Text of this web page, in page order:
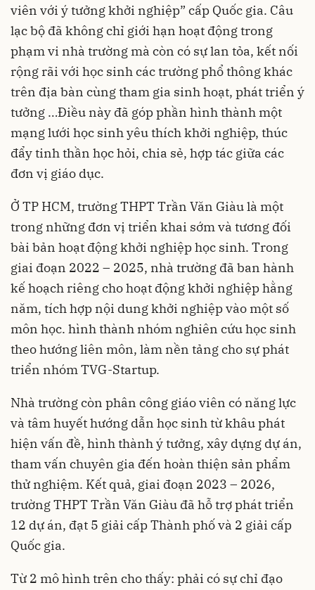
viên với ý tưởng khởi nghiệp” cấp Quốc gia. Câu
lạc bộ đã không chỉ giới hạn hoạt động trong
phạm vi nhà trường mà còn có sự lan tỏa, kết nối
rộng rãi với học sinh các trường phổ thông khác
trên địa bàn cùng tham gia sinh hoạt, phát triển ý
tưởng …Điều này đã góp phần hình thành một
mạng lưới học sinh yêu thích khởi nghiệp, thúc
đẩy tinh thần học hỏi, chia sẻ, hợp tác giữa các
đơn vị giáo dục.
Ở TP HCM, trường THPT Trần Văn Giàu là một
trong những đơn vị triển khai sớm và tương đối
bài bản hoạt động khởi nghiệp học sinh. Trong
giai đoạn 2022 – 2025, nhà trường đã ban hành
kế hoạch riêng cho hoạt động khởi nghiệp hằng
năm, tích hợp nội dung khởi nghiệp vào một số
môn học. hình thành nhóm nghiên cứu học sinh
theo hướng liên môn, làm nền tảng cho sự phát
triển nhóm TVG-Startup.
Nhà trường còn phân công giáo viên có năng lực
và tâm huyết hướng dẫn học sinh từ khâu phát
hiện vấn đề, hình thành ý tưởng, xây dựng dự án,
tham vấn chuyên gia đến hoàn thiện sản phẩm
thử nghiệm. Kết quả, giai đoạn 2023 – 2026,
trường THPT Trần Văn Giàu đã hỗ trợ phát triển
12 dự án, đạt 5 giải cấp Thành phố và 2 giải cấp
Quốc gia.
Từ 2 mô hình trên cho thấy: phải có sự chỉ đạo